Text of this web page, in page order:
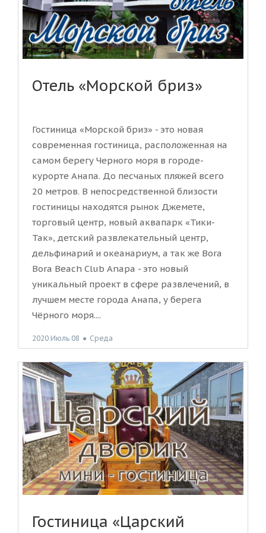
Отель «Морской бриз»
Гостиница «Морской бриз» - это новая
современная гостиница, расположенная на
самом берегу Черного моря в городе-
курорте Анапа. До песчаных пляжей всего
20 метров. В непосредственной близости
гостиницы находятся рынок Джемете,
торговый центр, новый аквапарк «Тики-
Так», детский развлекательный центр,
дельфинарий и океанариум, а так же Bora
Bora Beach Club Anapa - это новый
уникальный проект в сфере развлечений, в
лучшем месте города Анапа, у берега
Чёрного моря....
2020 Июль 08 ● Среда
Гостиница «Царский